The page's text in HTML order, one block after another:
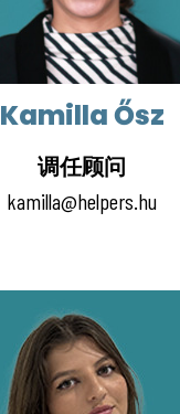
Kamilla Ősz
调任顾问
kamilla@helpers.hu